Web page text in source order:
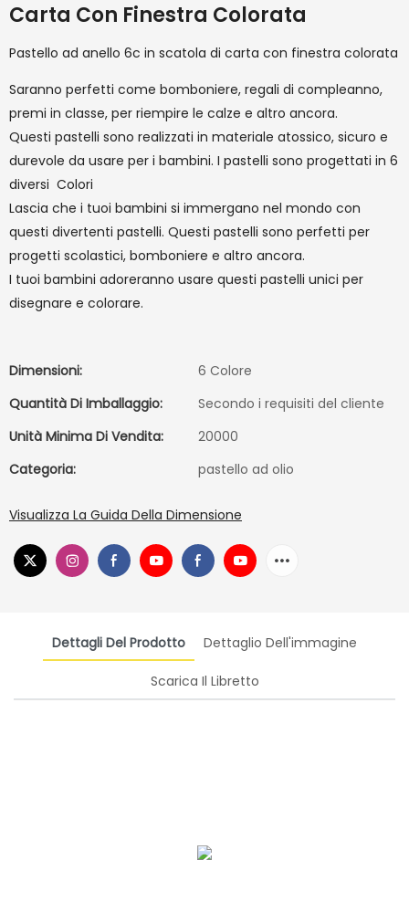
Carta Con Finestra Colorata
Pastello ad anello 6c in scatola di carta con finestra colorata
Saranno perfetti come bomboniere, regali di compleanno,
premi in classe, per riempire le calze e altro ancora.
Questi pastelli sono realizzati in materiale atossico, sicuro e
durevole da usare per i bambini. I pastelli sono progettati in 6
diversi Colori
Lascia che i tuoi bambini si immergano nel mondo con
questi divertenti pastelli. Questi pastelli sono perfetti per
progetti scolastici, bomboniere e altro ancora.
I tuoi bambini adoreranno usare questi pastelli unici per
disegnare e colorare.
Dimensioni:
6 Colore
Quantità Di Imballaggio:
Secondo i requisiti del cliente
Unità Minima Di Vendita:
20000
Categoria:
pastello ad olio
Visualizza La Guida Della Dimensione
Dettagli Del Prodotto Dettaglio Dell'immagine
Scarica Il Libretto